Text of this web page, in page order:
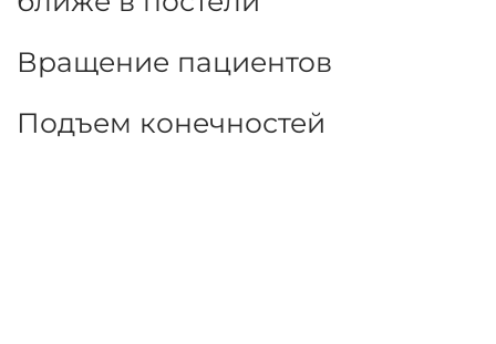
отделениях экстренной
медицинской помощи:
Перемещение с кровати, носил